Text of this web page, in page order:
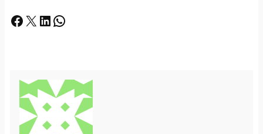
Facebook X LinkedIn Whatsapp